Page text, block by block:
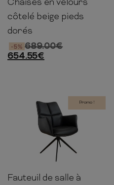
81cm 60cm 63cm
Chaises en velours
côtelé beige pieds
dorés
689.00€
-5%
654.55€
Promo !
89cm 62cm
Fauteuil de salle à